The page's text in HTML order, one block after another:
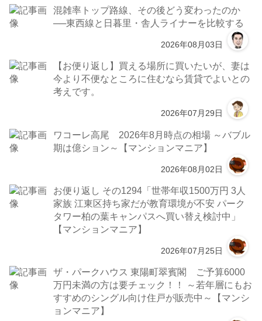
混雑率トップ路線、その後どう変わったのか
──東西線と日暮里・舎人ライナーを比較する
2026年08月03日
【お便り返し】買える場所に買いたいが、妻は
今より不便なところに住むなら賃貸でよいとの
考えです。
2026年07月29日
ワコーレ高尾 2026年8月時点の相場 ～バブル
期は億ション～【マンションマニア】
2026年08月02日
お便り返し その1294「世帯年収1500万円 3人
家族 江東区持ち家だが教育環境が不安 パーク
タワー柏の葉キャンパスへ買い替え検討中」
【マンションマニア】
2026年07月25日
ザ・パークハウス 東陽町翠賓閣 ご予算6000
万円未満の方は要チェック！！ ～若年層にもお
すすめのシングル向け住戸が販売中～【マンシ
ョンマニア】